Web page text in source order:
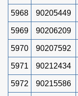
5968 90205449
5969 90206209
5970 90207592
5971 90212434
5972 90215586